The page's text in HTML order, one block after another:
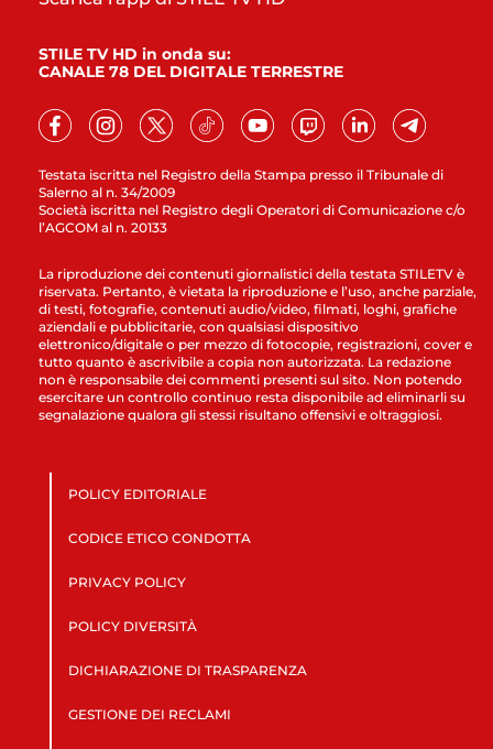
Testata iscritta nel Registro della Stampa presso il Tribunale di
Salerno al n. 34/2009
Società iscritta nel Registro degli Operatori di Comunicazione c/o
l’AGCOM al n. 20133
STILE TV HD in onda su:
CANALE 78 DEL DIGITALE TERRESTRE
La riproduzione dei contenuti giornalistici della testata STILETV è
riservata. Pertanto, è vietata la riproduzione e l’uso, anche parziale,
di testi, fotografie, contenuti audio/video, filmati, loghi, grafiche
aziendali e pubblicitarie, con qualsiasi dispositivo
elettronico/digitale o per mezzo di fotocopie, registrazioni, cover e
tutto quanto è ascrivibile a copia non autorizzata. La redazione
non è responsabile dei commenti presenti sul sito. Non potendo
esercitare un controllo continuo resta disponibile ad eliminarli su
segnalazione qualora gli stessi risultano offensivi e oltraggiosi.
POLICY EDITORIALE
CODICE ETICO CONDOTTA
PRIVACY POLICY
POLICY DIVERSITÀ
DICHIARAZIONE DI TRASPARENZA
GESTIONE DEI RECLAMI